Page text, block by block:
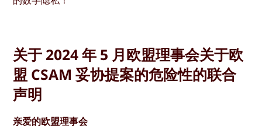
关于 2024 年 5 月欧盟理事会关于欧
盟 CSAM 妥协提案的危险性的联合
声明
亲爱的欧盟理事会